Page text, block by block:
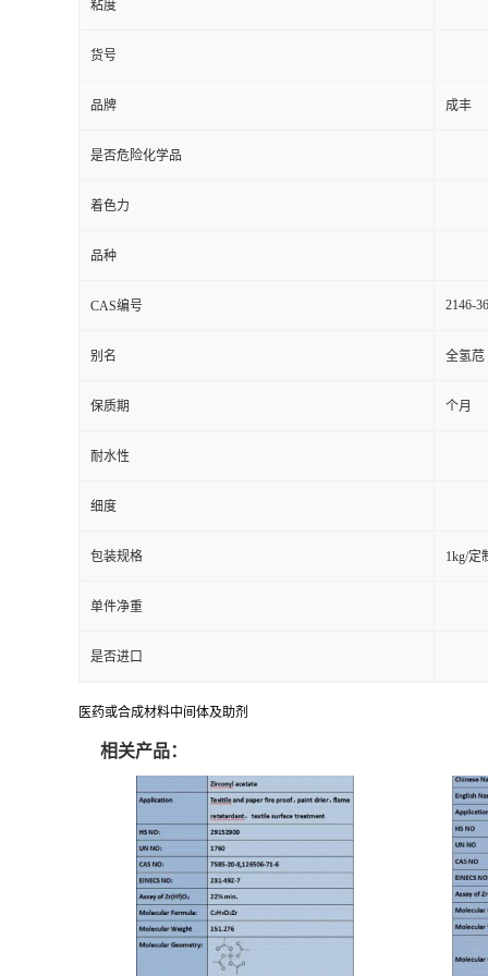
粘度
货号
品牌 成丰
是否危险化学品
着色力
品种
CAS编号 2146-
别名 全氢苊
保质期 个月
耐水性
细度
包装规格 1kg/定
单件净重
是否进口
医药或合成材料中间体及助剂
相关产品：